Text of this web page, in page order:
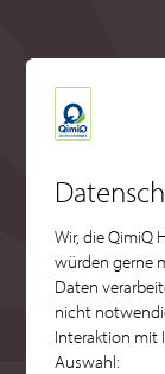
Wir, die QimiQ
würden gerne
Daten
nicht
Interaktion mit
Auswahl: